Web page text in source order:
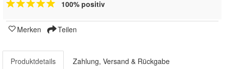
100% positiv
Merken Teilen
Produktdetails Zahlung, Versand & Rückgabe